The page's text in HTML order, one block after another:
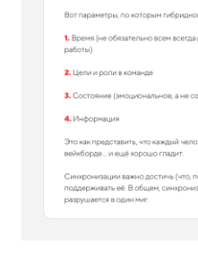
Например, Оля. Она
живет одна. У нее
к Москве, поэтому
на связи раньше
появлялась бы,
Антон —
пораньше, чтобы
чтобы пораньше
с хаски Арчии